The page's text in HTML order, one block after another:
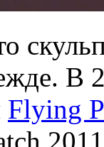
В
Flying